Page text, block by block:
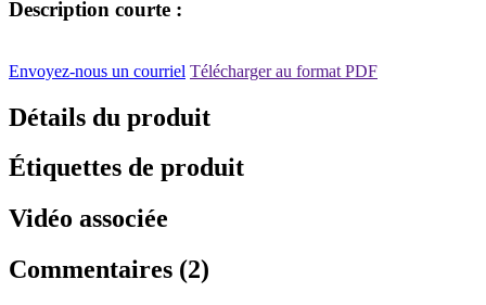
Description courte :
Envoyez-nous un courriel Télécharger au format PDF
Détails du produit
Étiquettes de produit
Vidéo associée
Commentaires (2)